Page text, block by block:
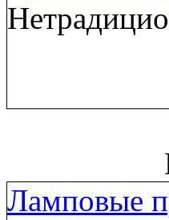
Ламповые